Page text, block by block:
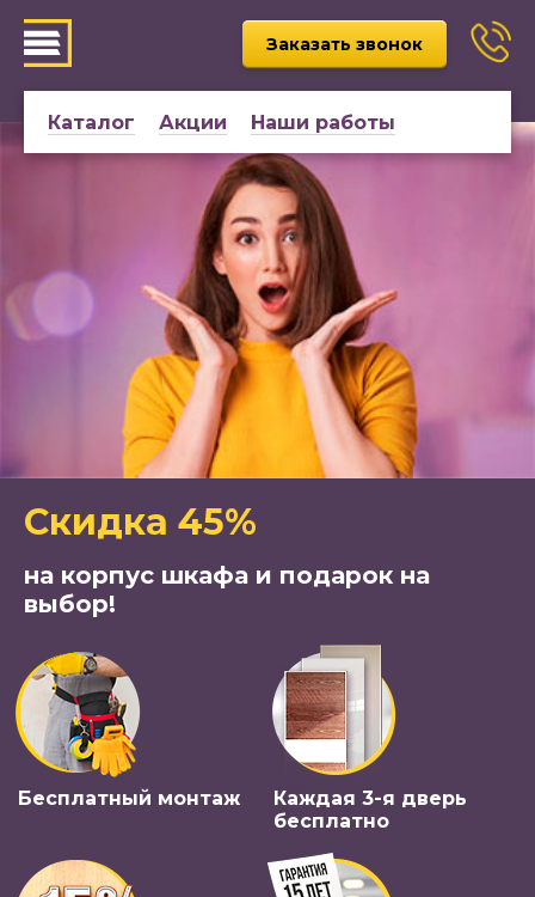
Заказать звонок
Каталог Акции Наши работы
Скидка 45%
на корпус шкафа и подарок на
выбор!
Бесплатный монтаж
Каждая 3-я дверь
бесплатно